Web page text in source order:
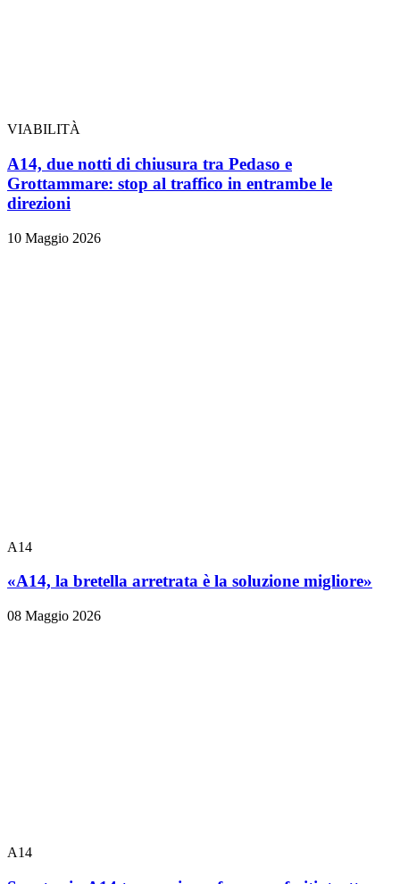
VIABILITÀ
A14, due notti di chiusura tra Pedaso e
Grottammare: stop al traffico in entrambe le
direzioni
10 Maggio 2026
A14
«A14, la bretella arretrata è la soluzione migliore»
08 Maggio 2026
A14